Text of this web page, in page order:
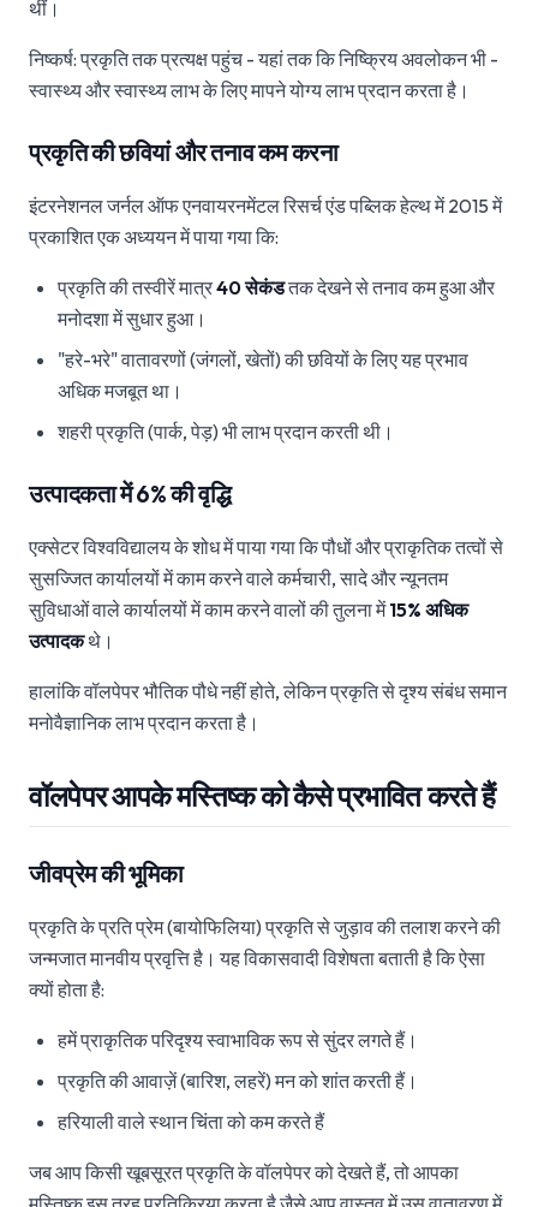
थीं।
निष्कर्ष: प्रकृति तक प्रत्यक्ष पहुंच - यहां तक कि निष्क्रिय अवलोकन भी -
स्वास्थ्य और स्वास्थ्य लाभ के लिए मापने योग्य लाभ प्रदान करता है।
प्रकृति की छवियां और तनाव कम करना
इंटरनेशनल जर्नल ऑफ एनवायरनमेंटल रिसर्च एंड पब्लिक हेल्थ में 2015 में
प्रकाशित एक अध्ययन में पाया गया कि:
प्रकृति की तस्वीरें मात्र40 सेकंडतक देखने से तनाव कम हुआ और
मनोदशा में सुधार हुआ।
"हरे-भरे" वातावरणों (जंगलों, खेतों) की छवियों के लिए यह प्रभाव
अधिक मजबूत था।
शहरी प्रकृति (पार्क, पेड़) भी लाभ प्रदान करती थी।
उत्पादकता में 6% की वृद्धि
एक्सेटर विश्वविद्यालय के शोध में पाया गया कि पौधों और प्राकृतिक तत्वों से
सुसज्जित कार्यालयों में काम करने वाले कर्मचारी, सादे और न्यूनतम
सुविधाओं वाले कार्यालयों में काम करने वालों की तुलना में15% अधिक
उत्पादकथे।
हालांकि वॉलपेपर भौतिक पौधे नहीं होते, लेकिन प्रकृति से दृश्य संबंध समान
मनोवैज्ञानिक लाभ प्रदान करता है।
वॉलपेपर आपके मस्तिष्क को कैसे प्रभावित करते हैं
जीवप्रेम की भूमिका
प्रकृति के प्रति प्रेम (बायोफिलिया) प्रकृति से जुड़ाव की तलाश करने की
जन्मजात मानवीय प्रवृत्ति है। यह विकासवादी विशेषता बताती है कि ऐसा
क्यों होता है:
हमें प्राकृतिक परिदृश्य स्वाभाविक रूप से सुंदर लगते हैं।
प्रकृति की आवाज़ें (बारिश, लहरें) मन को शांत करती हैं।
हरियाली वाले स्थान चिंता को कम करते हैं
जब आप किसी खूबसूरत प्रकृति के वॉलपेपर को देखते हैं, तो आपका